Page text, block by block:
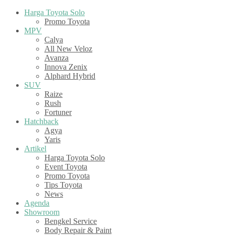
Harga Toyota Solo
Promo Toyota
MPV
Calya
All New Veloz
Avanza
Innova Zenix
Alphard Hybrid
SUV
Raize
Rush
Fortuner
Hatchback
Agya
Yaris
Artikel
Harga Toyota Solo
Event Toyota
Promo Toyota
Tips Toyota
News
Agenda
Showroom
Bengkel Service
Body Repair & Paint